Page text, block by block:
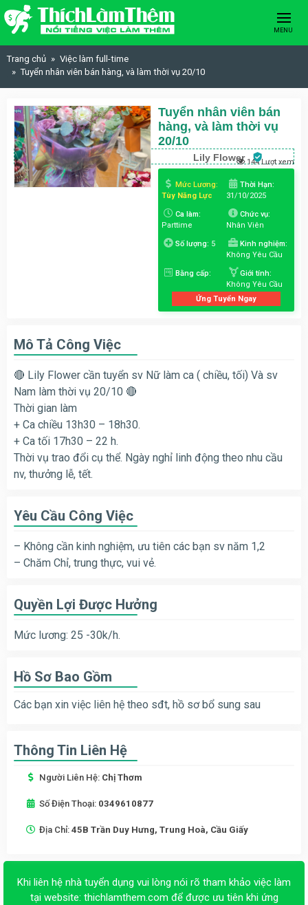
Skip to content
MENU
Trang chủ
Việc làm full-time
Tuyển nhân viên bán hàng, và làm thời vụ 20/10
Tuyển nhân viên bán
hàng, và làm thời vụ
20/10
Lily Flower 144 Lượt xem
Mức Lương:
Tùy Năng Lực
Thời Hạn:
31/10/2025
Ca làm:
Parttime
Chức vụ:
Nhân Viên
Số lượng: 5
Kinh nghiệm:
Không Yêu Cầu
Bằng cấp:
Giới tính:
Không Yêu Cầu
Ứng Tuyển Ngay
Mô Tả Công Việc
🔴 Lily Flower cần tuyển sv Nữ làm ca ( chiều, tối) Và sv
Nam làm thời vụ 20/10 🔴
Thời gian làm
+ Ca chiều 13h30 – 18h30.
+ Ca tối 17h30 – 22 h.
Thời vụ trao đổi cụ thể. Ngày nghỉ linh động theo nhu cầu
nv, thưởng lễ, tết.
Yêu Cầu Công Việc
– Không cần kinh nghiệm, ưu tiên các bạn sv năm 1,2
– Chăm Chỉ, trung thực, vui vẻ.
Quyền Lợi Được Hưởng
Mức lương: 25 -30k/h.
Hồ Sơ Bao Gồm
Các bạn xin việc liên hệ theo sđt, hồ sơ bổ sung sau
Thông Tin Liên Hệ
Người Liên Hệ: Chị Thơm
Số Điện Thoại: 0349610877
Địa Chỉ: 45B Trần Duy Hưng, Trung Hoà, Cầu Giấy
Khi liên hệ nhà tuyển dụng vui lòng nói rõ tham khảo việc làm
tại website: thichlamthem.com để được ưu tiên khi ứng